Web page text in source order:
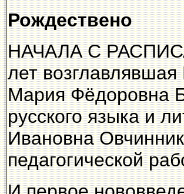
Рождествено
НАЧАЛА С
лет
Мария Фёдоровна
русского языка и
Ивановна
педагогической